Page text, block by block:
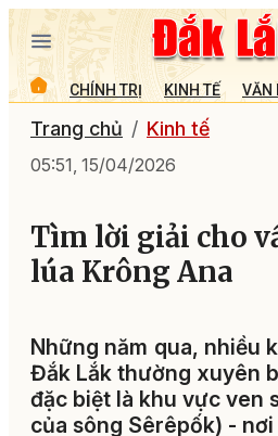
CHÍNH TRỊ KINH TẾ VĂN
Trang chủ Kinh tế
05:51, 15/04/2026
Tìm lời giải cho
lúa Krông Ana
Những năm qua, nhiều
Đắk Lắk thường xuyên
đặc biệt là khu vực ven
của sông Sêrêpốk) -